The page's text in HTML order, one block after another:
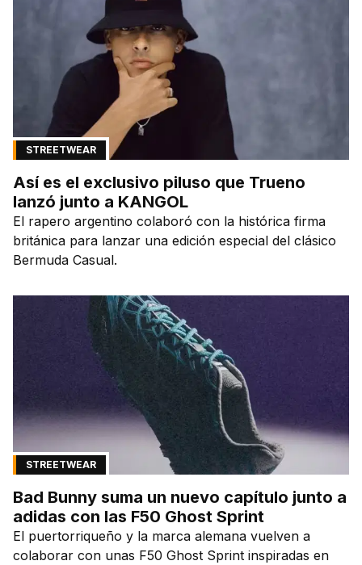
STREETWEAR
Así es el exclusivo piluso que Trueno
lanzó junto a KANGOL
El rapero argentino colaboró con la histórica firma
británica para lanzar una edición especial del clásico
Bermuda Casual.
STREETWEAR
Bad Bunny suma un nuevo capítulo junto a
adidas con las F50 Ghost Sprint
El puertorriqueño y la marca alemana vuelven a
colaborar con unas F50 Ghost Sprint inspiradas en